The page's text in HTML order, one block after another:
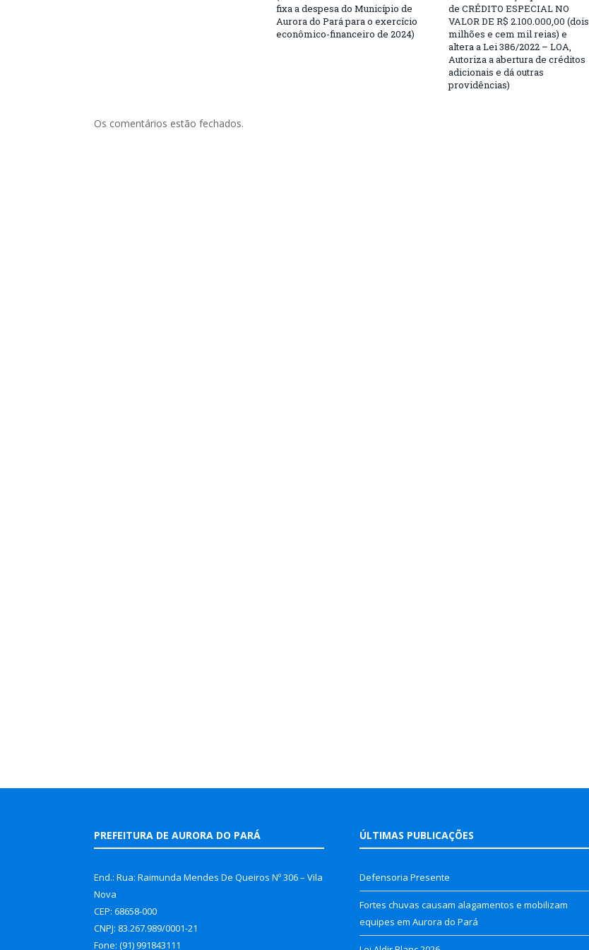
fixa a despesa do Município de
Aurora do Pará para o exercício
econômico-financeiro de 2024)
de CRÉDITO ESPECIAL NO
VALOR DE R$ 2.100.000,00 (dois
milhões e cem mil reias) e
altera a Lei 386/2022 – LOA,
Autoriza a abertura de créditos
adicionais e dá outras
providências)
Os comentários estão fechados.
PREFEITURA DE AURORA DO PARÁ
End.: Rua: Raimunda Mendes De Queiros Nº 306 – Vila
Nova
CEP: 68658-000
CNPJ: 83.267.989/0001-21
Fone: (91) 991843111
ÚLTIMAS PUBLICAÇÕES
Defensoria Presente
Fortes chuvas causam alagamentos e mobilizam
equipes em Aurora do Pará